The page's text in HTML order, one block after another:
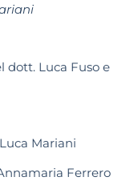
dott. Luca Fuso e
Mariani
Ferrero